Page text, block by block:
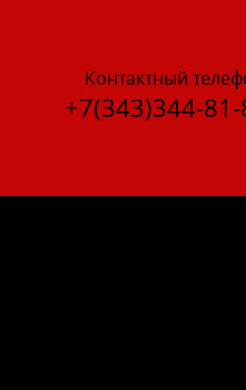
Контактный
+7(343)344-